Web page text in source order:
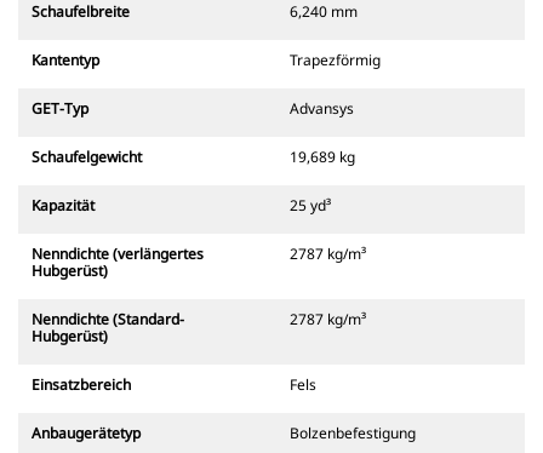
Schaufelbreite 6,240 mm
Kantentyp Trapezförmig
GET-Typ Advansys
Schaufelgewicht 19,689 kg
Kapazität 25 yd³
Nenndichte (verlängertes
Hubgerüst)
2787 kg/m³
Nenndichte (Standard-
Hubgerüst)
2787 kg/m³
Einsatzbereich Fels
Anbaugerätetyp Bolzenbefestigung